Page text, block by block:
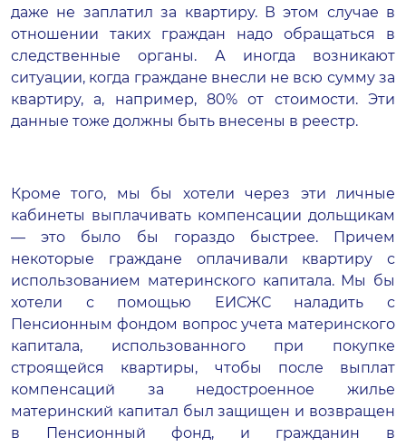
даже не заплатил за квартиру. В этом случае в
отношении таких граждан надо обращаться в
следственные органы. А иногда возникают
ситуации, когда граждане внесли не всю сумму за
квартиру, а, например, 80% от стоимости. Эти
данные тоже должны быть внесены в реестр.
Кроме того, мы бы хотели через эти личные
кабинеты выплачивать компенсации дольщикам
— это было бы гораздо быстрее. Причем
некоторые граждане оплачивали квартиру с
использованием материнского капитала. Мы бы
хотели с помощью ЕИСЖС наладить с
Пенсионным фондом вопрос учета материнского
капитала, использованного при покупке
строящейся квартиры, чтобы после выплат
компенсаций за недостроенное жилье
материнский капитал был защищен и возвращен
в Пенсионный фонд, и гражданин в